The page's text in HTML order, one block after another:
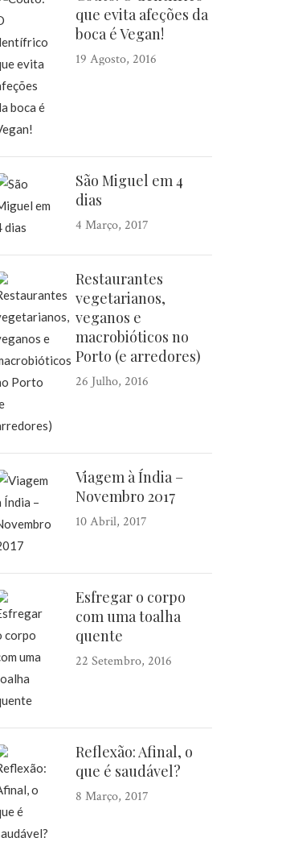
que evita afeções da
boca é Vegan!
19 Agosto, 2016
São Miguel em 4
dias
4 Março, 2017
Restaurantes
vegetarianos,
veganos e
macrobióticos no
Porto (e arredores)
26 Julho, 2016
Viagem à Índia –
Novembro 2017
10 Abril, 2017
Esfregar o corpo
com uma toalha
quente
22 Setembro, 2016
Reflexão: Afinal, o
que é saudável?
8 Março, 2017